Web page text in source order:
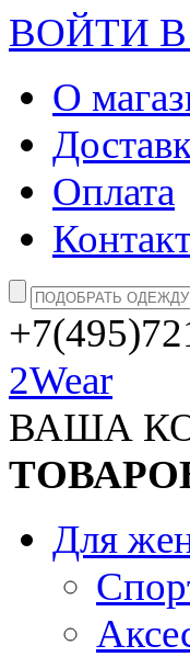
ВОЙТИ
О
Оплата
2Wear
ВАША
Для